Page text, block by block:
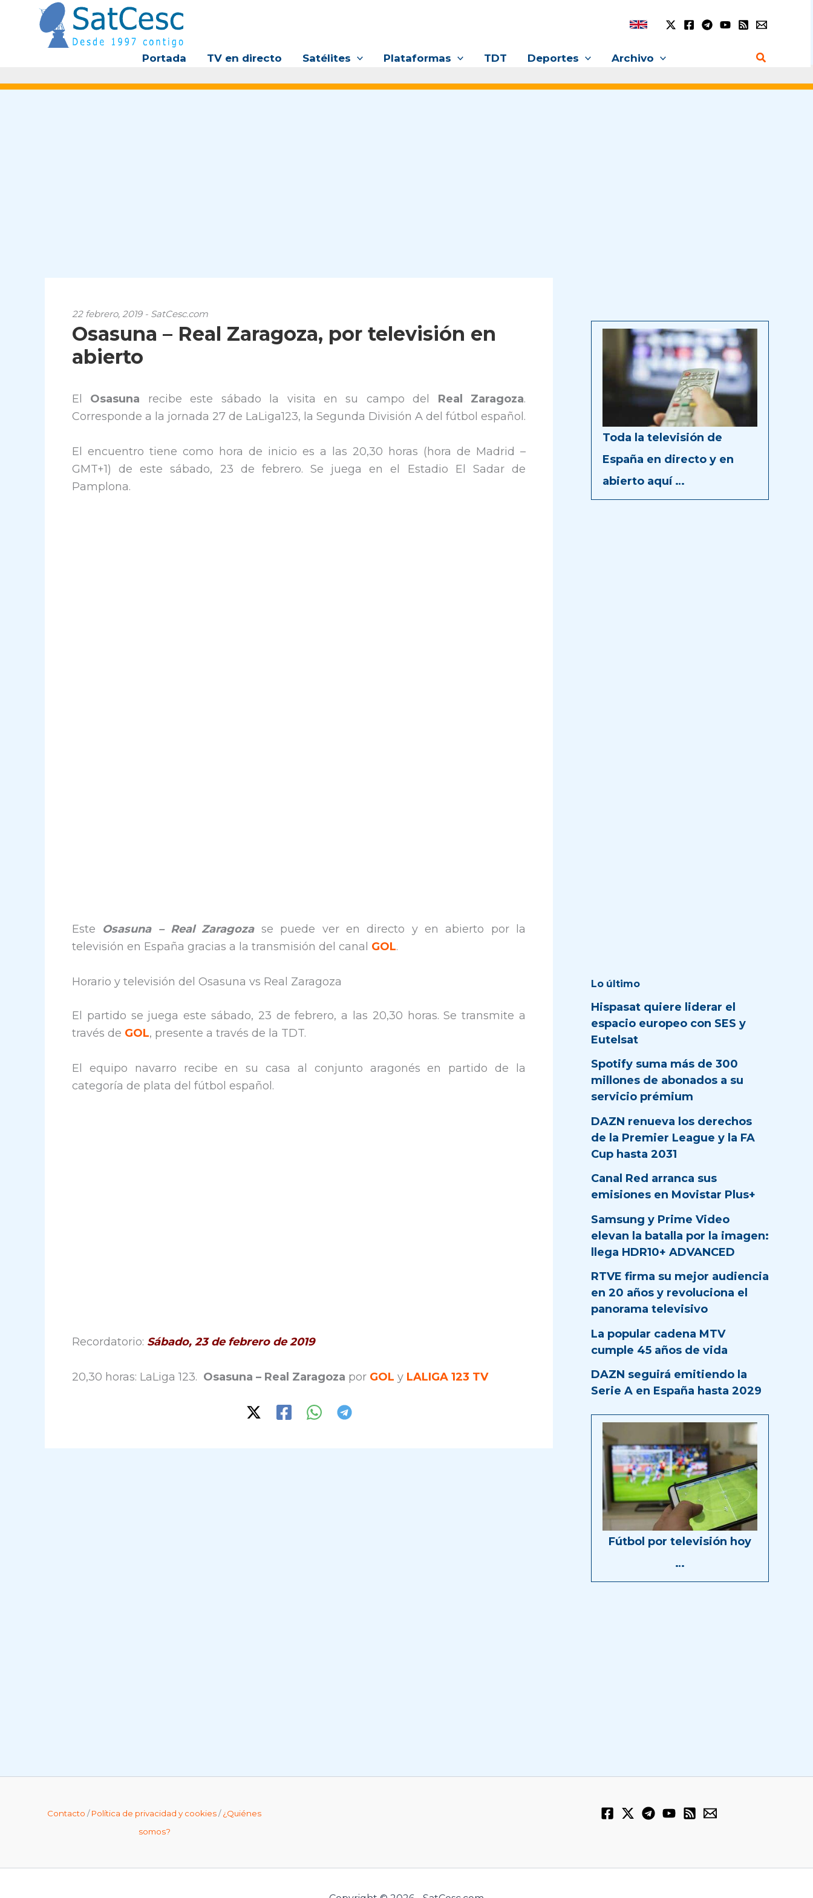
contenido
Portada TV en directo Satélites Plataformas TDT Deportes Archivo Buscar
22 febrero, 2019 - SatCesc.com
Osasuna – Real Zaragoza, por televisión en
abierto
El Osasuna recibe este sábado la visita en su campo del Real Zaragoza.
Corresponde a la jornada 27 de LaLiga123, la Segunda División A del fútbol español.
El encuentro tiene como hora de inicio es a las 20,30 horas (hora de Madrid –
GMT+1) de este sábado, 23 de febrero. Se juega en el Estadio El Sadar de
Pamplona.
Este Osasuna – Real Zaragozase puede ver en directo y en abierto por la
televisión en España gracias a la transmisión del canal GOL.
Horario y televisión del Osasuna vs Real Zaragoza
El partido se juega este sábado, 23 de febrero, a las 20,30 horas. Se transmite a
través de GOL, presente a través de la TDT.
El equipo navarro recibe en su casa al conjunto aragonés en partido de la
categoría de plata del fútbol español.
Recordatorio: Sábado, 23 de febrero de 2019
20,30 horas: LaLiga 123. Osasuna – Real Zaragoza por GOL y LALIGA 123 TV
Toda la televisión de
España en directo y en
abierto aquí …
Lo último
Hispasat quiere liderar el
espacio europeo con SES y
Eutelsat
Spotify suma más de 300
millones de abonados a su
servicio prémium
DAZN renueva los derechos
de la Premier League y la FA
Cup hasta 2031
Canal Red arranca sus
emisiones en Movistar Plus+
Samsung y Prime Video
elevan la batalla por la imagen:
llega HDR10+ ADVANCED
RTVE firma su mejor audiencia
en 20 años y revoluciona el
panorama televisivo
La popular cadena MTV
cumple 45 años de vida
DAZN seguirá emitiendo la
Serie A en España hasta 2029
Fútbol por televisión hoy
…
Contacto /Política de privacidad y cookies/¿Quiénes
somos?